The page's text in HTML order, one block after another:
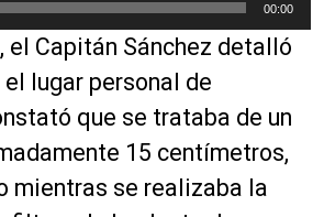
00:00
el Capitán Sánchez detalló
el lugar personal de
que se trataba de un
15 centímetros,
mientras se realizaba la